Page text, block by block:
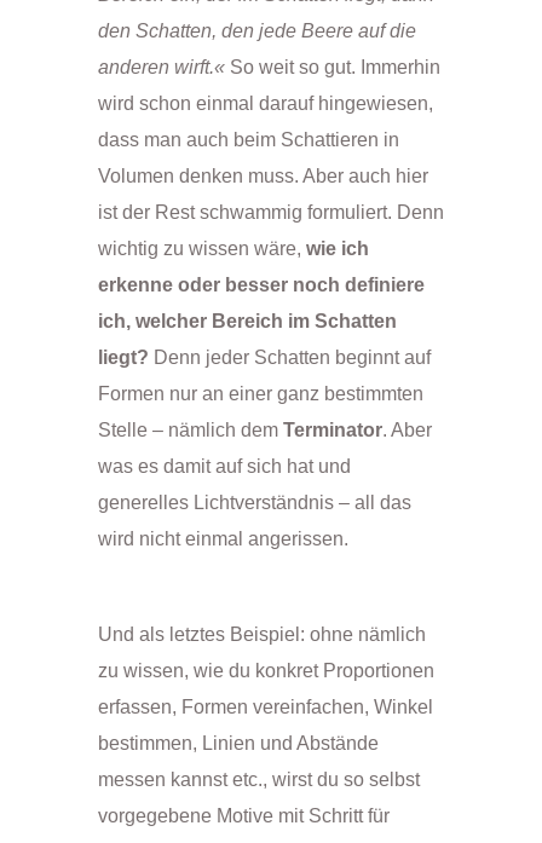
den Schatten, den jede Beere auf die
anderen wirft.«So weit so gut. Immerhin
wird schon einmal darauf hingewiesen,
dass man auch beim Schattieren in
Volumen denken muss. Aber auch hier
ist der Rest schwammig formuliert. Denn
wichtig zu wissen wäre, wie ich
erkenne oder besser noch definiere
ich, welcher Bereich im Schatten
liegt? Denn jeder Schatten beginnt auf
Formen nur an einer ganz bestimmten
Stelle – nämlich dem Terminator. Aber
was es damit auf sich hat und
generelles Lichtverständnis – all das
wird nicht einmal angerissen.
Und als letztes Beispiel: ohne nämlich
zu wissen, wie du konkret Proportionen
erfassen, Formen vereinfachen, Winkel
bestimmen, Linien und Abstände
messen kannst etc., wirst du so selbst
vorgegebene Motive mit Schritt für